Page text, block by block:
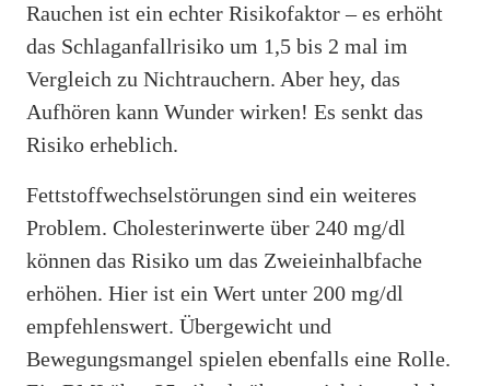
Rauchen ist ein echter Risikofaktor – es erhöht
das Schlaganfallrisiko um 1,5 bis 2 mal im
Vergleich zu Nichtrauchern. Aber hey, das
Aufhören kann Wunder wirken! Es senkt das
Risiko erheblich.
Fettstoffwechselstörungen sind ein weiteres
Problem. Cholesterinwerte über 240 mg/dl
können das Risiko um das Zweieinhalbfache
erhöhen. Hier ist ein Wert unter 200 mg/dl
empfehlenswert. Übergewicht und
Bewegungsmangel spielen ebenfalls eine Rolle.